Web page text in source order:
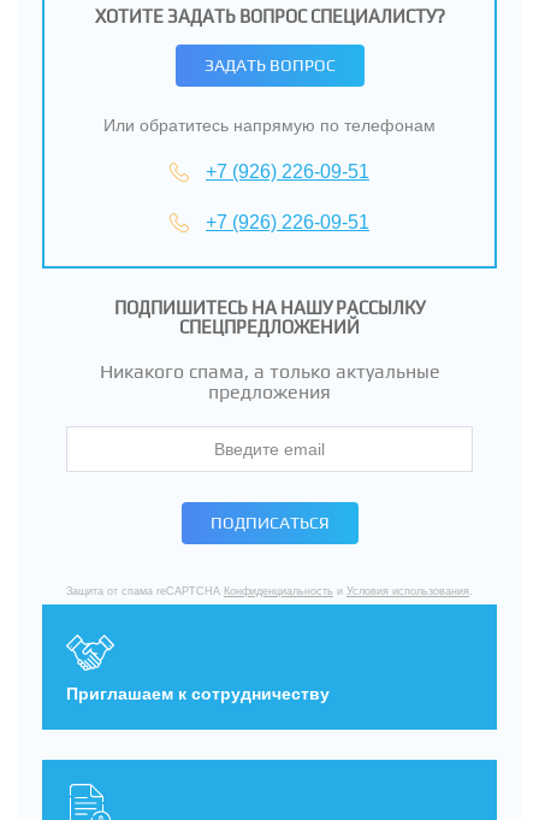
ХОТИТЕ ЗАДАТЬ ВОПРОС СПЕЦИАЛИСТУ?
ЗАДАТЬ ВОПРОС
Или обратитесь напрямую по телефонам
+7 (926) 226-09-51
+7 (926) 226-09-51
ПОДПИШИТЕСЬ НА НАШУ РАССЫЛКУ
СПЕЦПРЕДЛОЖЕНИЙ
Никакого спама, а только актуальные
предложения
ПОДПИСАТЬСЯ
Защита от спама reCAPTCHA Конфиденциальность и Условия использования .
Приглашаем к сотрудничеству